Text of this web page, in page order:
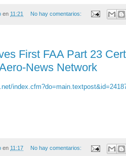
en 11:21 No hay comentarios:
First FAA Part 23
News Network
en 11:17 No hay comentarios: